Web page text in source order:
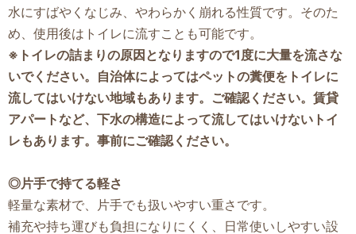
水にすばやくなじみ、やわらかく崩れる性質です。そのた
め、使用後はトイレに流すことも可能です。
※トイレの詰まりの原因となりますので1度に大量を流さな
いでください。自治体によってはペットの糞便をトイレに
流してはいけない地域もあります。ご確認ください。賃貸
アパートなど、下水の構造によって流してはいけないトイ
レもあります。事前にご確認ください。
◎片手で持てる軽さ
軽量な素材で、片手でも扱いやすい重さです。
補充や持ち運びも負担になりにくく、日常使いしやすい設